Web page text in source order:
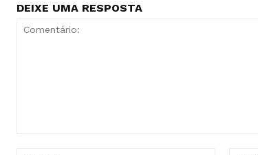
DEIXE UMA RESPOSTA